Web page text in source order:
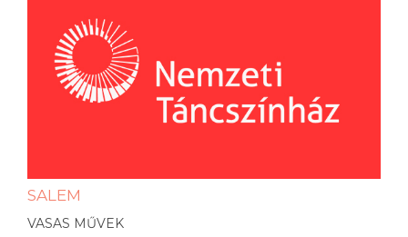
SALEM
VASAS MŰVEK